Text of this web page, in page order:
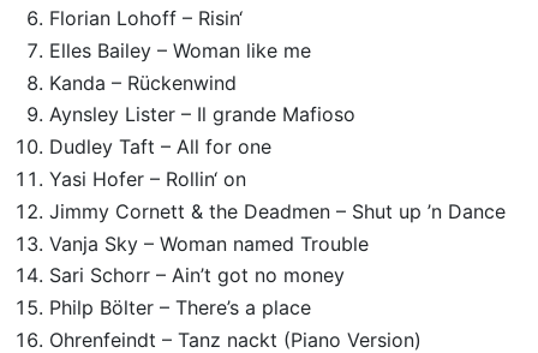
Florian Lohoff – Risin‘
Elles Bailey – Woman like me
Kanda – Rückenwind
Aynsley Lister – Il grande Mafioso
Dudley Taft – All for one
Yasi Hofer – Rollin‘ on
Jimmy Cornett & the Deadmen – Shut up ’n Dance
Vanja Sky – Woman named Trouble
Sari Schorr – Ain’t got no money
Philp Bölter – There’s a place
Ohrenfeindt – Tanz nackt (Piano Version)